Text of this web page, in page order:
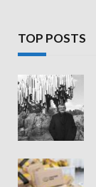
TOP POSTS